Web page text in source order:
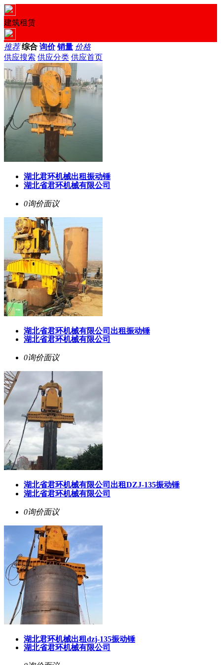
建筑租赁
推荐 综合 询价 销量 价格
供应搜索 供应分类 供应首页
湖北君环机械出租振动锤
湖北省君环机械有限公司
0询价面议
湖北省君环机械有限公司出租振动锤
湖北省君环机械有限公司
0询价面议
湖北省君环机械有限公司出租DZJ-135振动锤
湖北省君环机械有限公司
0询价面议
湖北君环机械出租dzj-135振动锤
湖北省君环机械有限公司